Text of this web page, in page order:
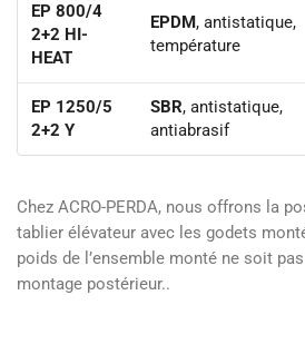
EP 800/4
2+2 HI-
HEAT
EPDM, antistatique,
température
EP 1250/5
2+2 Y
SBR, antistatique,
antiabrasif
Chez ACRO-PERDA, nous offrons la
tablier élévateur avec les godets
poids de l’ensemble monté ne soit
montage postérieur..